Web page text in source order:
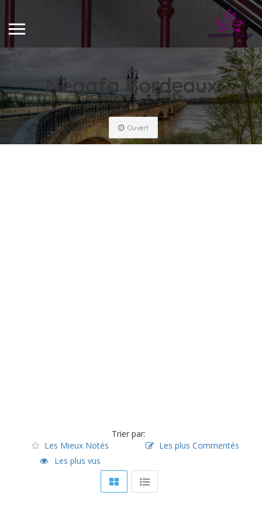
Negafa Bordeaux
Ouvert
Trier par:
Les Mieux Notés
Les plus Commentés
Les plus vus